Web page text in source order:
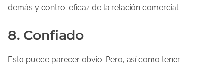
demás y control eficaz de la relación comercial.
8. Confiado
Esto puede parecer obvio. Pero, así como tener